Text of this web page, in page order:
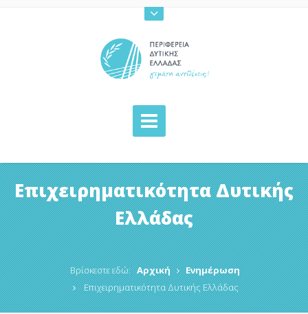
Επιχειρηματικότητα Δυτικής
Ελλάδας
Βρίσκεστε εδώ: Αρχική
Ενημέρωση
Επιχειρηματικότητα Δυτικής Ελλάδας